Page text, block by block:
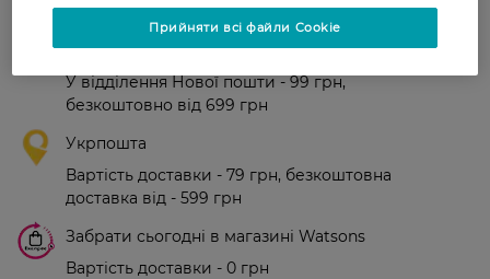
Нова пошта
У відділення Нової пошти - 99 грн,
безкоштовно від 699 грн
Укрпошта
Вартість доставки - 79 грн, безкоштовна
доставка від - 599 грн
Забрати сьогодні в магазині Watsons
Вартість доставки - 0 грн
Прийняти всі файли Cookie